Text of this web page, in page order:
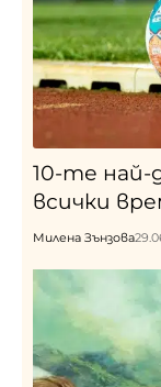
10-те
всички
Милена Зънзова